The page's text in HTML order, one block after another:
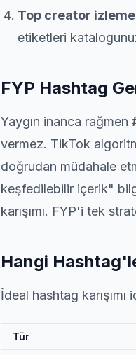
Top creator
etiketleri
FYP Hashtag
Yaygın inanca rağmen
vermez. TikTok
doğrudan müdahale
keşfedilebilir içerik"
karışımı. FYP'i tek
Hangi
İdeal hashtag karışımı
Tür